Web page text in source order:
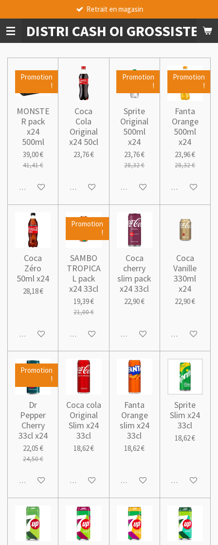
au
contenu
principal
DISTRI CASH OI GROSSISTE
Retrait en magasin
Promotion
!
MONSTE
R pack
x24
500ml
39,00 €
41,41 €
Ajouter au panier
Coca
Cola
Original
x24 50cl
23,76 €
Ajouter au panier
Promotion
!
Sprite
Original
500ml
x24
23,76 €
28,32 €
Ajouter au panier
Promotion
!
Fanta
Orange
500ml
x24
23,96 €
28,32 €
Ajouter au
Coca
Zéro
50ml x24
28,18 €
Ajouter au panier
Promotion
!
SAMBO
TROPICA
L pack
x24 33cl
19,39 €
21,00 €
Ajouter au panier
Coca
cherry
slim pack
x24 33cl
22,90 €
Ajouter au panier
Coca
Vanille
330ml
x24
22,90 €
Ajouter au
Promotion
!
Dr
Pepper
Cherry
33cl x24
22,05 €
24,50 €
Ajouter au panier
Coca cola
Original
Slim x24
33cl
18,62 €
Ajouter au panier
Fanta
Orange
slim x24
33cl
18,62 €
Ajouter au panier
Sprite
Slim x24
33cl
18,62 €
Ajouter au